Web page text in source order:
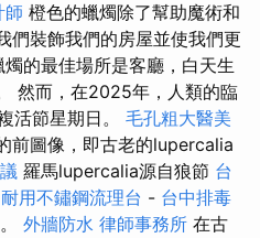
師 橙色的蠟燭除了幫助魔術和
們裝飾我們的房屋並使我們更
燭的最佳場所是客廳，白天生
然而，在2025年，人類的臨
活節星期日。 毛孔粗大醫美
前圖像，即古老的lupercalia
羅馬lupercalia源自狼節 台
耐用不鏽鋼流理台 - 台中排毒
外牆防水 律師事務所 在古